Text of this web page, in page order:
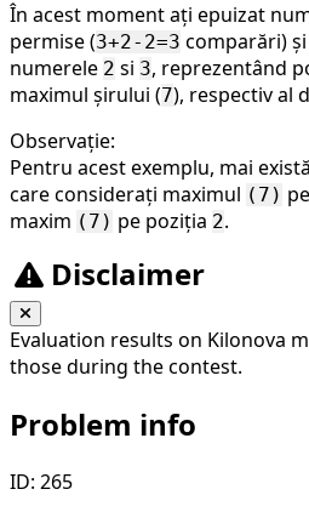
În acest moment ați epuizat
permise (3+2-2=3 comparări)
numerele 2 si 3, reprezentând
maximul șirului (7), respectiv al
Observație:
Pentru acest exemplu, mai
care considerați maximul (7)
maxim (7) pe poziția 2.
Disclaimer
Evaluation results on Kilonova
those during the contest.
Problem info
ID: 265